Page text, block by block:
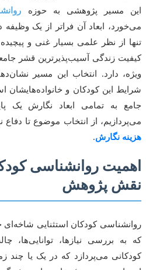
مسیر پژوهشی به حوزه
ابعاد آن فراتر از یک وظیفه
از نظر علمی بسیار غنی و پیچیده
زندگی آسیب‌پذیرترین قشر جامعه،
دارد. انتخاب این مسیر نشان‌دهنده
این کودکان و خانواده‌هایشان است.
به تمامی ابعاد نگارش یک
از انتخاب موضوع تا دفاع
نگارش.
روانشناسی کودکان
پژوهش
کودکان استثنایی شاخه‌ای
بررسی نیازها، توانایی‌ها،
می‌پردازد که در یک یا چند